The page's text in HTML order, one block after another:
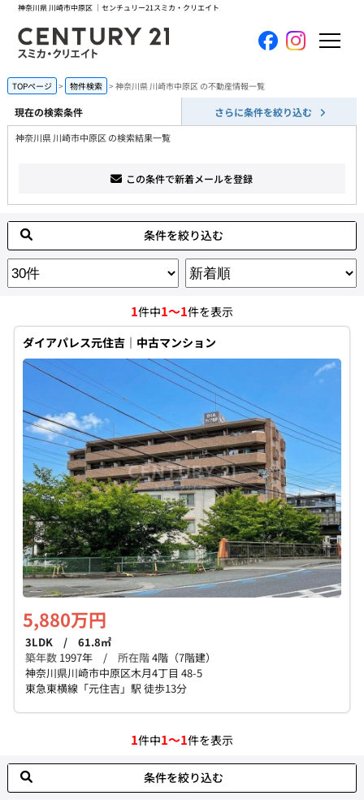
神奈川県 川崎市中原区 ｜センチュリー21スミカ・クリエイト
ホーム
当社について
買いたい
コンテンツ
会員メニュー
個人情報保護の取扱い 会員規約
TOPページ 物件検索 神奈川県 川崎市中原区 の不動産情報一覧
現在の検索条件 さらに条件を絞り込む
神奈川県 川崎市中原区 の検索結果一覧
この条件で新着メールを登録
条件を絞り込む
1件中1～1件を表示
ダイアパレス元住吉｜中古マンション
5,880万円
3LDK / 61.8㎡
築年数 1997年 / 所在階4階（7階建）
神奈川県川崎市中原区木月4丁目 48-5
東急東横線「元住吉」駅 徒歩13分
1件中1～1件を表示
条件を絞り込む